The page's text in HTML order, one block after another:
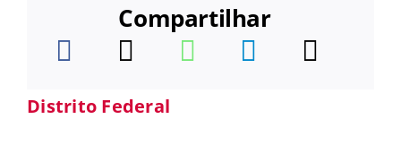
Compartilhar
Distrito Federal